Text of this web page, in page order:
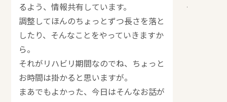
るよう、情報共有しています。
調整してほんのちょっとずつ長さを落と
したり、そんなことをやっていきますか
ら。
それがリハビリ期間なのでね、ちょっと
お時間は掛かると思いますが。
まあでもよかった、今日はそんなお話が